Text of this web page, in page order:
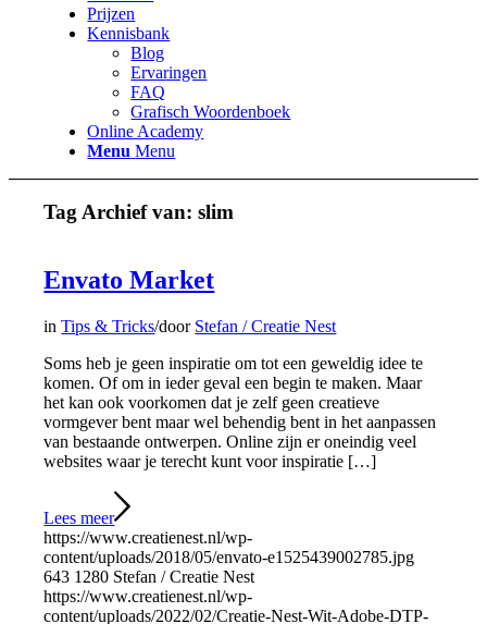
Prijzen
Kennisbank
Blog
Ervaringen
FAQ
Grafisch Woordenboek
Online Academy
Menu Menu
Tag Archief van:slim
Envato Market
inTips & Tricks/door Stefan / Creatie Nest
Soms heb je geen inspiratie om tot een geweldig idee te
komen. Of om in ieder geval een begin te maken. Maar
het kan ook voorkomen dat je zelf geen creatieve
vormgever bent maar wel behendig bent in het aanpassen
van bestaande ontwerpen. Online zijn er oneindig veel
websites waar je terecht kunt voor inspiratie […]
Lees meer
https://www.creatienest.nl/wp-
content/uploads/2018/05/envato-e1525439002785.jpg
643 1280 Stefan / Creatie Nest
https://www.creatienest.nl/wp-
content/uploads/2022/02/Creatie-Nest-Wit-Adobe-DTP-